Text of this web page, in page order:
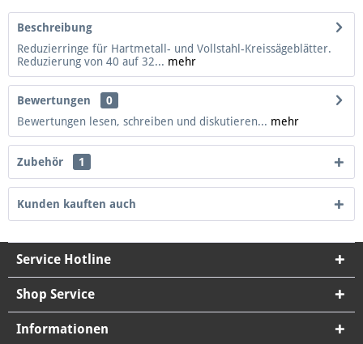
Beschreibung
Reduzierringe für Hartmetall- und Vollstahl-Kreissägeblätter.
Reduzierung von 40 auf 32... mehr
Bewertungen
0
Bewertungen lesen, schreiben und diskutieren... mehr
Zubehör 1
Kunden kauften auch
Service Hotline
Shop Service
Informationen